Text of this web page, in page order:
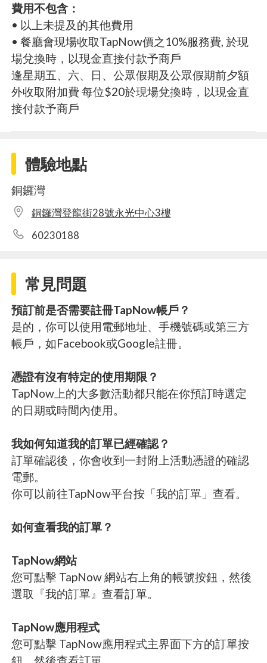
費用不包含：
• 以上未提及的其他費用
• 餐廳會現場收取TapNow價之10%服務費, 於現
場兌換時，以現金直接付款予商戶
逢星期五、六、日、公眾假期及公眾假期前夕額
外收取附加費 每位$20於現場兌換時，以現金直
接付款予商戶
體驗地點
銅鑼灣
銅鑼灣登龍街28號永光中心3樓
60230188
常見問題
預訂前是否需要註冊TapNow帳戶？
是的，你可以使用電郵地址、手機號碼或第三方
帳戶，如Facebook或Google註冊。
憑證有沒有特定的使用期限？
TapNow上的大多數活動都只能在你預訂時選定
的日期或時間內使用。
我如何知道我的訂單已經確認？
訂單確認後，你會收到一封附上活動憑證的確認
電郵。
你可以前往TapNow平台按「我的訂單」查看。
如何查看我的訂單？
TapNow網站
您可點擊 TapNow 網站右上角的帳號按鈕，然後
選取『我的訂單』查看訂單。
TapNow應用程式
您可點擊 TapNow應用程式主界面下方的訂單按